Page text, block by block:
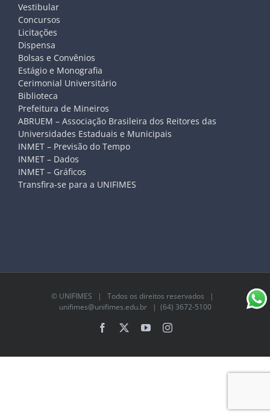
Vestibular
Concursos
Licitações
Dispensa
Bolsas e Convênios
Estágio e Monografia
Cerimonial Universitário
Biblioteca
Prefeitura de Mineiros
ABRUEM – Associação Brasileira dos Reitores das
Universidades Estaduais e Municipais
INMET – Previsão do Tempo
INMET – Dados
INMET – Gráficos
Transfira-se para a UNIFIMES
© UNIFIMES | Todos os direitos reservados |
unifimes@unifimes.edu.br| (64) 3672-5100
Facebook YouTubeInstagram